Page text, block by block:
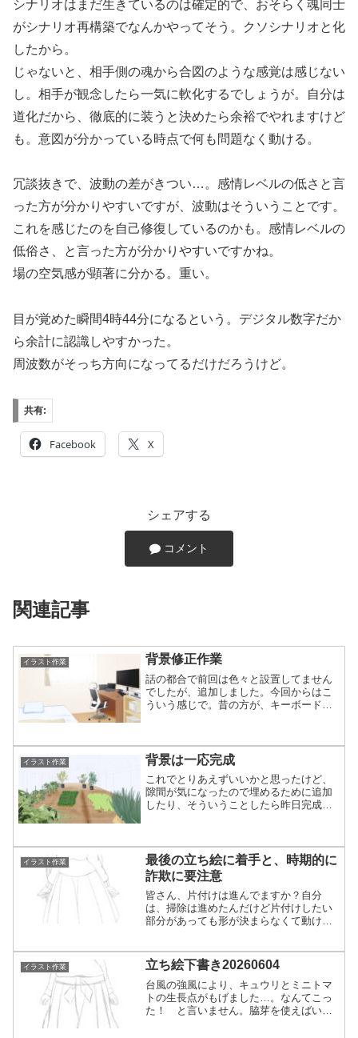
シナリオはまだ生きているのは確定的で、おそらく魂同士
がシナリオ再構築でなんかやってそう。クソシナリオと化
したから。
じゃないと、相手側の魂から合図のような感覚は感じない
し。相手が観念したら一気に軟化するでしょうが。自分は
道化だから、徹底的に装うと決めたら余裕でやれますけど
も。意図が分かっている時点で何も問題なく動ける。
冗談抜きで、波動の差がきつい…。感情レベルの低さと言
った方が分かりやすいですが、波動はそういうことです。
これを感じたのを自己修復しているのかも。感情レベルの
低俗さ、と言った方が分かりやすいですかね。
場の空気感が顕著に分かる。重い。
目が覚めた瞬間4時44分になるという。デジタル数字だか
ら余計に認識しやすかった。
周波数がそっち方向になってるだけだろうけど。
共有:
Facebook X
シェアする
コメント
関連記事
イラスト作業 背景修正作業
話の都合で前回は色々と設置してません
でしたが、追加しました。今回からはこ
ういう感じで。昔の方が、キーボードう
AI絵の投稿規制でファビョってるの見た
りしたものの、ア...
イラスト作業 背景は一応完成
これでとりあえずいいかと思ったけど、
隙間が気になったので埋めるために追加
したり、そういうことしたら昨日完成予
の限界。微妙に加筆した。これを起点に
して使いたいシーンとしてE...
イラスト作業
最後の立ち絵に着手と、時期的に
詐欺に要注意
皆さん、片付けは進んでますか？自分
は、掃除は進めたんだけど片付けしたい
部分があっても形が決まらなくて動けな
行動にも影響して、絵の速度にまで及ぶ
とは。本当は線画まで今週中...
イラスト作業 立ち絵下書き20260604
台風の強風により、キュウリとミニトマ
トの生長点がもげました…。なんてこっ
た！ と言いません。脇芽を使えばいい